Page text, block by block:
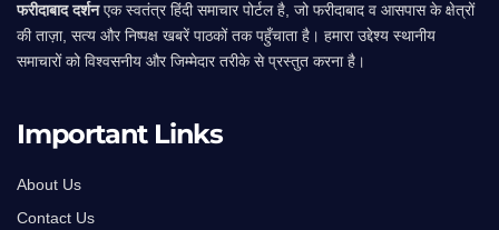
फरीदाबाद दर्शनएक स्वतंत्र हिंदी समाचार पोर्टल है, जो फरीदाबाद व आसपास के क्षेत्रों
की ताज़ा, सत्य और निष्पक्ष खबरें पाठकों तक पहुँचाता है। हमारा उद्देश्य स्थानीय
समाचारों को विश्वसनीय और जिम्मेदार तरीके से प्रस्तुत करना है।
Important Links
About Us
Contact Us